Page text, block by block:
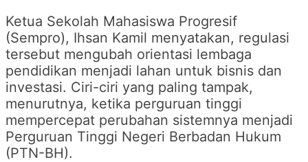
Ketua Sekolah Mahasiswa Progresif
(Sempro), Ihsan Kamil menyatakan, regulasi
tersebut mengubah orientasi lembaga
pendidikan menjadi lahan untuk bisnis dan
investasi. Ciri-ciri yang paling tampak,
menurutnya, ketika perguruan tinggi
mempercepat perubahan sistemnya menjadi
Perguruan Tinggi Negeri Berbadan Hukum
(PTN-BH).